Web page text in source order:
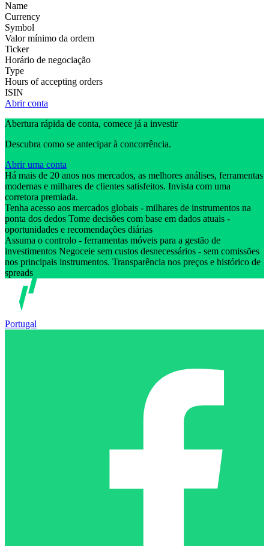
Name
Currency
Symbol
Valor mínimo da ordem
Ticker
Horário de negociação
Type
Hours of accepting orders
ISIN
Abrir conta
Abertura rápida de conta, comece já a investir
Descubra como se antecipar à concorrência.
Abrir uma conta
Há mais de 20 anos nos mercados, as melhores análises, ferramentas
modernas e milhares de clientes satisfeitos. Invista com uma
corretora premiada.
Tenha acesso aos mercados globais - milhares de instrumentos na
ponta dos dedos Tome decisões com base em dados atuais -
oportunidades e recomendações diárias
Assuma o controlo - ferramentas móveis para a gestão de
investimentos Negoceie sem custos desnecessários - sem comissões
nos principais instrumentos. Transparência nos preços e histórico de
spreads
Portugal